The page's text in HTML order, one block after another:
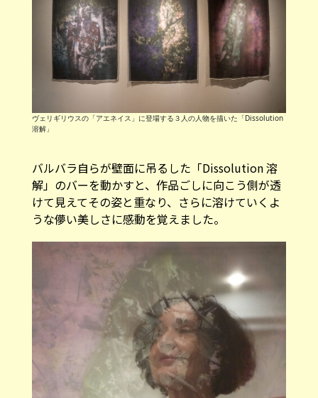
ヴェリギリウスの「アエネイス」に登場する３人の人物を描いた「Dissolution
溶解」
バルバラ自らが壁面に吊るした「Dissolution 溶
解」のバーを動かすと、作品ごしに向こう側が透
けて見えてその姿と重なり、さらに溶けていくよ
うな儚い美しさに感動を覚えました。